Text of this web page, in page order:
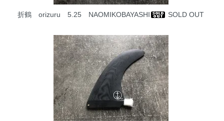
折鶴 orizuru 5.25 NAOMIKOBAYASHI SOLD OUT